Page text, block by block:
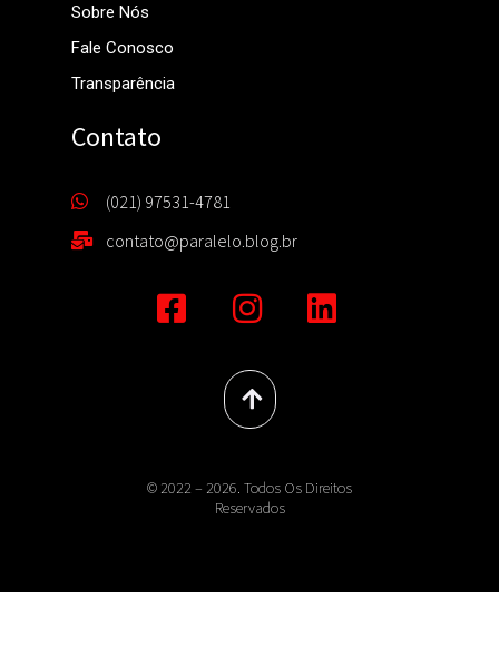
Sobre Nós
Fale Conosco
Transparência
Contato
(021) 97531-4781
contato@paralelo.blog.br
© 2022 – 2026. Todos Os Direitos
Reservados